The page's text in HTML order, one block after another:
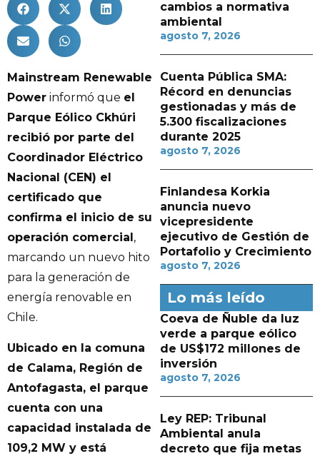
Mainstream Renewable
Power informó que el
Parque Eólico Ckhúri
recibió por parte del
Coordinador Eléctrico
Nacional (CEN) el
certificado que
confirma el inicio de su
operación comercial ,
marcando un nuevo hito
para la generación de
energía renovable en
Chile.
Ubicado en la comuna
de Calama, Región de
Antofagasta, el parque
cuenta con una
capacidad instalada de
109,2 MW y está
cambios a normativa
ambiental
agosto 7, 2026
Cuenta Pública SMA:
Récord en denuncias
gestionadas y más de
5.300 fiscalizaciones
durante 2025
agosto 7, 2026
Finlandesa Korkia
anuncia nuevo
vicepresidente
ejecutivo de Gestión de
Portafolio y Crecimiento
agosto 7, 2026
Lo más leído
Coeva de Ñuble da luz
verde a parque eólico
de US$172 millones de
inversión
agosto 7, 2026
Ley REP: Tribunal
Ambiental anula
decreto que fija metas